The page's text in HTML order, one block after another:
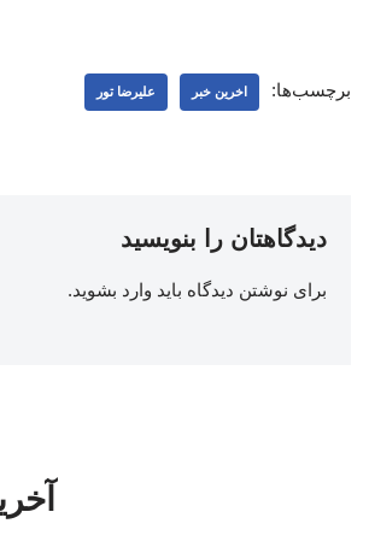
برچسب‌ها: اخرین خبر علیرضا تور
دیدگاهتان را بنویسید
برای نوشتن دیدگاه باید وارد بشوید.